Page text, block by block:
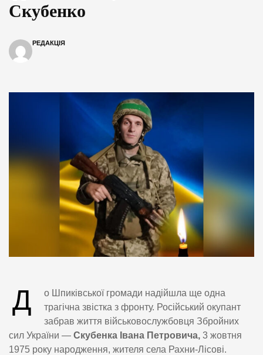
Скубенко
РЕДАКЦІЯ
Д
о Шпиківської громади надійшла ще одна
трагічна звістка з фронту. Російський окупант
забрав життя військовослужбовця Збройних
сил України — Скубенка Івана Петровича, 3 жовтня
1975 року народження, жителя села Рахни-Лісові.